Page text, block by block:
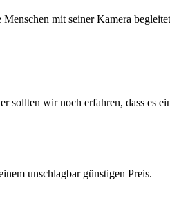
mit seiner Kamera
sollten wir noch erfahren, dass es
unschlagbar günstigen Preis.